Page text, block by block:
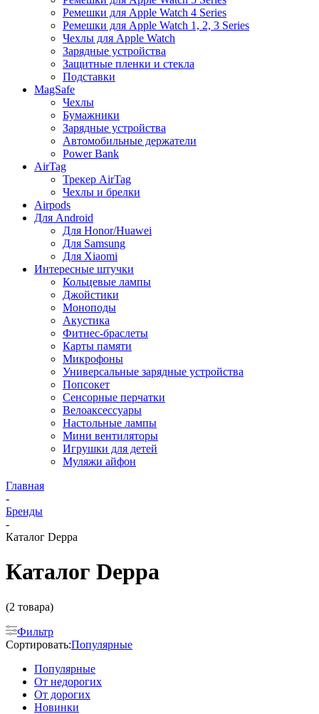
Ремешки для Apple Watch 4 Series
Ремешки для Apple Watch 1, 2, 3 Series
Чехлы для Apple Watch
Зарядные устройства
Защитные пленки и стекла
Подставки
MagSafe
Чехлы
Бумажники
Зарядные устройства
Автомобильные держатели
Power Bank
AirTag
Трекер AirTag
Чехлы и брелки
Airpods
Для Android
Для Honor/Huawei
Для Samsung
Для Xiaomi
Интересные штучки
Кольцевые лампы
Джойстики
Моноподы
Акустика
Фитнес-браслеты
Карты памяти
Микрофоны
Универсальные зарядные устройства
Попсокет
Сенсорные перчатки
Велоаксессуары
Настольные лампы
Мини вентиляторы
Игрушки для детей
Муляжи айфон
Главная
-
Бренды
-
Каталог Deppa
Каталог Deppa
(2 товара)
Фильтр
Сортировать:Популярные
Популярные
От недорогих
От дорогих
Новинки